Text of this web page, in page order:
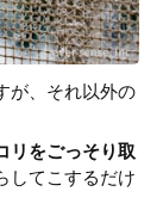
が、それ以外の
リをごっそり取
してこするだけ